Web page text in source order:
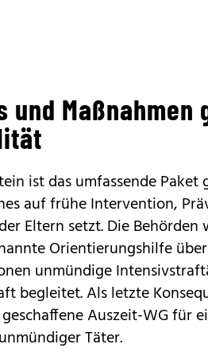
Maßnahmen
ist das umfassende Paket
auf frühe Intervention,
Eltern setzt. Die Behörden
Orientierungshilfe
unmündige
begleitet. Als letzte
Auszeit-WG für
Täter.